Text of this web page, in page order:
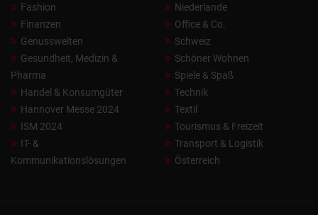
Fashion
Finanzen
Genusswelten
Gesundheit, Medizin &
Pharma
Handel & Konsumgüter
Hannover Messe 2024
ISM 2024
IT- &
Kommunikationslösungen
Niederlande
Office & Co.
Schweiz
Schöner Wohnen
Spiele & Spaß
Technik
Textil
Tourismus & Freizeit
Transport & Logistik
Österreich